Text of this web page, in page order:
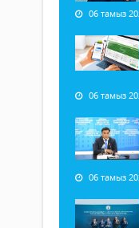
06 тамыз
06 тамыз
06 тамыз